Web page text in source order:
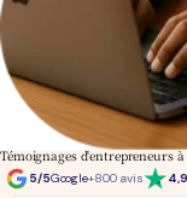
Témoignages d'entrepreneurs
5/5Google+800 avis 4,9